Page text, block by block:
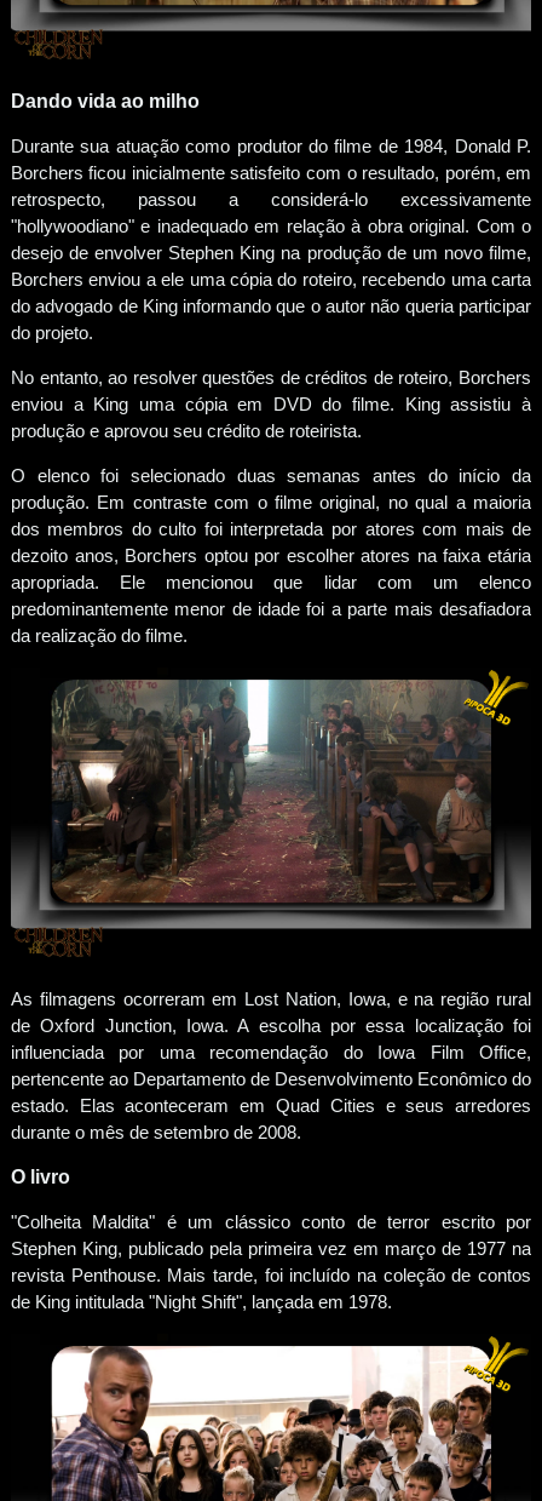
Dando vida ao milho
Durante sua atuação como produtor do filme de 1984, Donald P.
Borchers ficou inicialmente satisfeito com o resultado, porém, em
retrospecto, passou a considerá-lo excessivamente
"hollywoodiano" e inadequado em relação à obra original. Com o
desejo de envolver Stephen King na produção de um novo filme,
Borchers enviou a ele uma cópia do roteiro, recebendo uma carta
do advogado de King informando que o autor não queria participar
do projeto.
No entanto, ao resolver questões de créditos de roteiro, Borchers
enviou a King uma cópia em DVD do filme. King assistiu à
produção e aprovou seu crédito de roteirista.
O elenco foi selecionado duas semanas antes do início da
produção. Em contraste com o filme original, no qual a maioria
dos membros do culto foi interpretada por atores com mais de
dezoito anos, Borchers optou por escolher atores na faixa etária
apropriada. Ele mencionou que lidar com um elenco
predominantemente menor de idade foi a parte mais desafiadora
da realização do filme.
As filmagens ocorreram em Lost Nation, Iowa, e na região rural
de Oxford Junction, Iowa. A escolha por essa localização foi
influenciada por uma recomendação do Iowa Film Office,
pertencente ao Departamento de Desenvolvimento Econômico do
estado. Elas aconteceram em Quad Cities e seus arredores
durante o mês de setembro de 2008.
O livro
"Colheita Maldita" é um clássico conto de terror escrito por
Stephen King, publicado pela primeira vez em março de 1977 na
revista Penthouse. Mais tarde, foi incluído na coleção de contos
de King intitulada "Night Shift", lançada em 1978.